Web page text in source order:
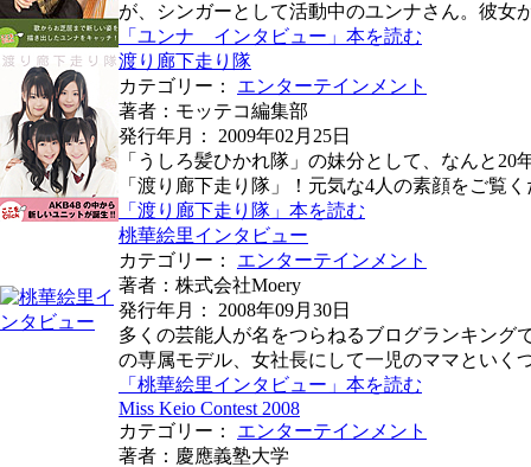
が、シンガーとして活動中のユンナさん。彼女
「ユンナ インタビュー」本を読む
渡り廊下走り隊
カテゴリー： エンターテインメント
著者：モッテコ編集部
発行年月： 2009年02月25日
「うしろ髪ひかれ隊」の妹分として、なんと
「渡り廊下走り隊」！元気な4人の素顔をご覧
「渡り廊下走り隊」本を読む
桃華絵里インタビュー
カテゴリー： エンターテインメント
著者：株式会社Moery
発行年月： 2008年09月30日
多くの芸能人が名をつらねるブログランキング
の専属モデル、女社長にして一児のママといく
「桃華絵里インタビュー」本を読む
Miss Keio Contest 2008
カテゴリー： エンターテインメント
著者：慶應義塾大学